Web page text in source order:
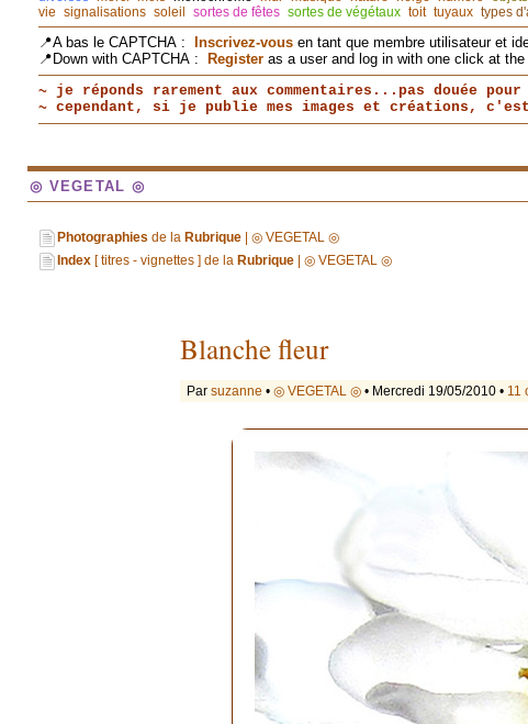
vie signalisations soleil sortes de fêtes sortes de végétaux toit tuyaux types
📍A bas le CAPTCHA : Inscrivez-vous en tant que membre utilisateur et
📍Down with CAPTCHA :
Register as a user and log in with one click at
~ je réponds rarement aux commentaires...pas douée
~ cependant, si je publie mes images et créations,
◎ VEGETAL ◎
Photographies de la Rubrique | ◎ VEGETAL ◎
Index [ titres - vignettes ] de la Rubrique | ◎ VEGETAL ◎
Blanche fleur
Par suzanne • ◎ VEGETAL ◎ • Mercredi 19/05/2010 • 11